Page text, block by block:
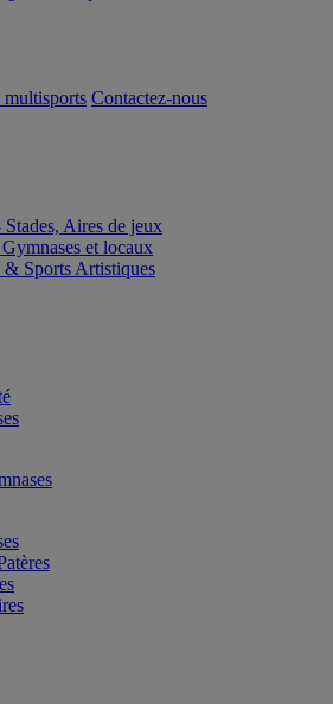
multisports Contactez-nous
Aires de jeux
et locaux
Sports Artistiques